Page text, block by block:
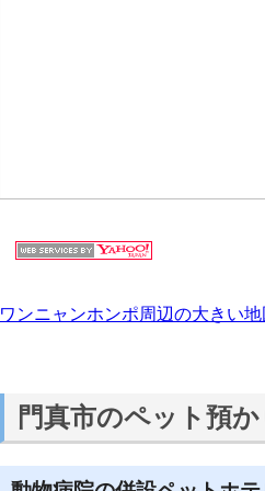
ワンニャンホンポ周辺の大きい地
門真市のペット預